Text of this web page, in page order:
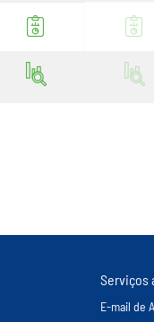
Serviços
E-mail de